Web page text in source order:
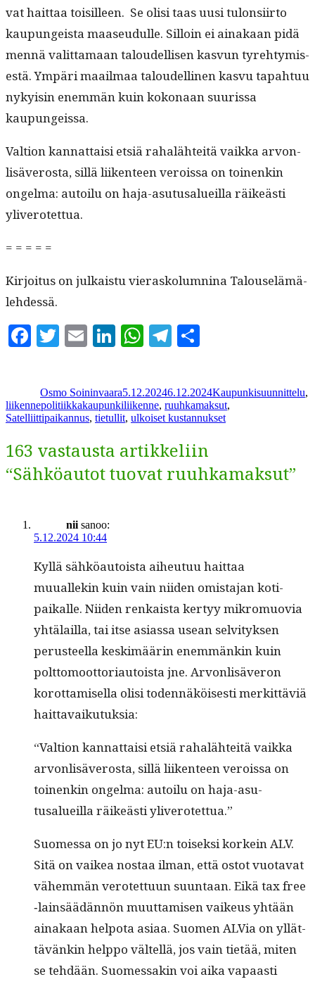
vat hait­taa toisilleen. Se olisi taas uusi tulon­si­ir­to
kaupungeista maaseudulle. Sil­loin ei ainakaan pidä
men­nä valit­ta­maan taloudel­lisen kasvun tyre­htymis­
es­tä. Ympäri maail­maa taloudelli­nen kasvu tapah­tuu
nyky­isin enem­män kuin kokon­aan suuris­sa
kaupungeissa.
Val­tion kan­nat­taisi etsiä rahalähteitä vaik­ka arvon­
lisäveros­ta, sil­lä liiken­teen verois­sa on toinenkin
ongel­ma: autoilu on haja-asu­tusalueil­la räikeästi
yliverotettua.
= = = = =
Kir­joi­tus on julka­istu vieraskolumn­i­na Talouselämä-
lehdessä.
Facebook
TwitterEmailLinkedIn
WhatsApp
Telegram
Osmo Soininvaara5.12.20246.12.2024Kaupunkisuunnittelu,
liikennepolitiikkaAvainsanat
kaupunkiliikenne, ruuhkamaksut,
Satelliittipaikannus, tietullit, ulkoiset kustannukset
163 vastausta artikkeliin
“Sähköautot tuovat ruuhkamaksut”
nii sanoo:
5.12.2024 10:44
Kyl­lä sähköau­toista aiheutuu hait­taa
muuallekin kuin vain niiden omis­ta­jan koti­
paikalle. Niiden renkaista ker­tyy mikro­muovia
yhtälail­la, tai itse asi­as­sa use­an selvi­tyk­sen
perus­teel­la keskimäärin enem­mänkin kuin
polt­to­moot­to­ri­au­toista jne. Arvon­lisäveron
korot­tamisel­la olisi toden­näköis­es­ti merkit­täviä
haittavaikutuksia:
“Val­tion kan­nat­taisi etsiä rahalähteitä vaik­ka
arvon­lisäveros­ta, sil­lä liiken­teen verois­sa on
toinenkin ongel­ma: autoilu on haja-asu­
tusalueil­la räikeästi yliverotettua.”
Suomes­sa on jo nyt EU:n toisek­si korkein ALV.
Sitä on vaikea nos­taa ilman, että ostot vuo­ta­vat
vähem­män verotet­tuun suun­taan. Eikä tax free
‑lain­säädän­nön muut­tamisen vaikeus yhtään
ainakaan helpota asi­aa. Suomen ALVia on yllät­
tävänkin help­po väl­tel­lä, jos vain tietää, miten
se tehdään. Suomes­sakin voi aika vapaasti